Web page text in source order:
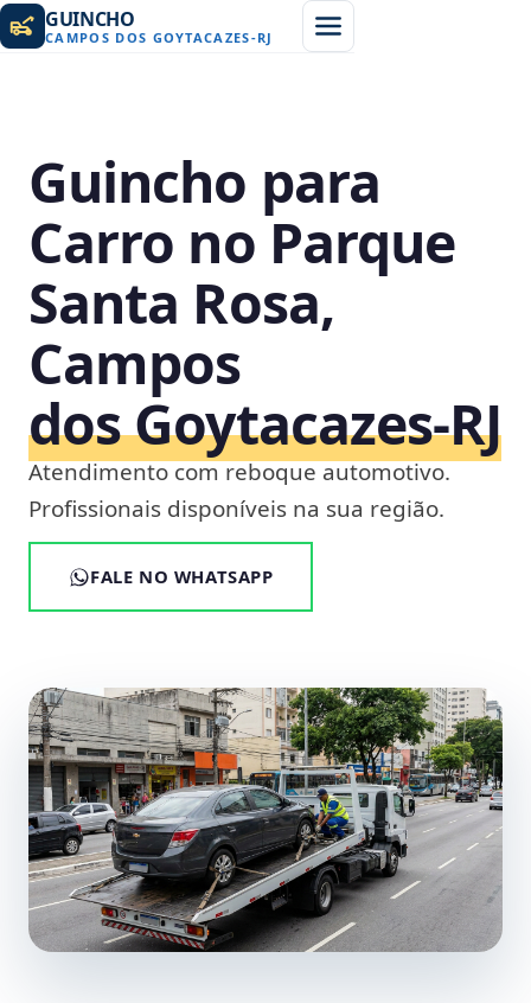
GUINCHO
CAMPOS DOS GOYTACAZES-RJ
Guincho para
Carro no Parque
Santa Rosa,
Campos
dos Goytacazes‑RJ
Atendimento com reboque automotivo.
Profissionais disponíveis na sua região.
FALE NO WHATSAPP